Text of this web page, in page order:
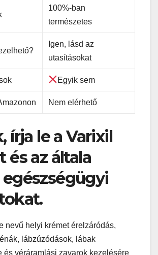
100%-ban
természetes
Igen, lásd az
utasításokat
Egyik sem
Nem elérhető
írja le a Varixil
és az általa
nevű helyi krémet érelzáródás,
lábzúzódások, lábak
és véráramlási zavarok kezelésére